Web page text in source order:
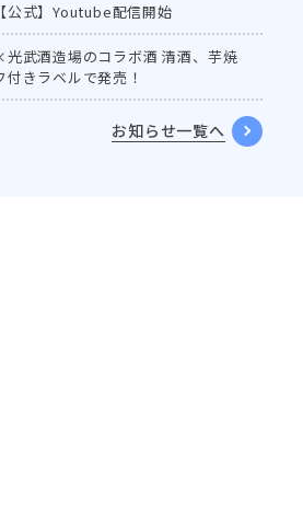
公式】Youtube配信開始
武酒造場のコラボ酒 清酒、芋焼
きラベルで発売！
お知らせ一覧へ